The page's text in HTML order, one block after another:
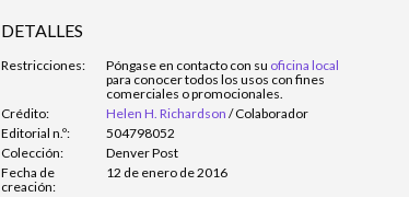
DETALLES
Restricciones: Póngase en contacto con su oficina local
para conocer todos los usos con fines
comerciales o promocionales.
Crédito:
Helen H. Richardson /Colaborador
Editorial n.º:
504798052
Colección:
Denver Post
Fecha de
creación:
12 de enero de 2016